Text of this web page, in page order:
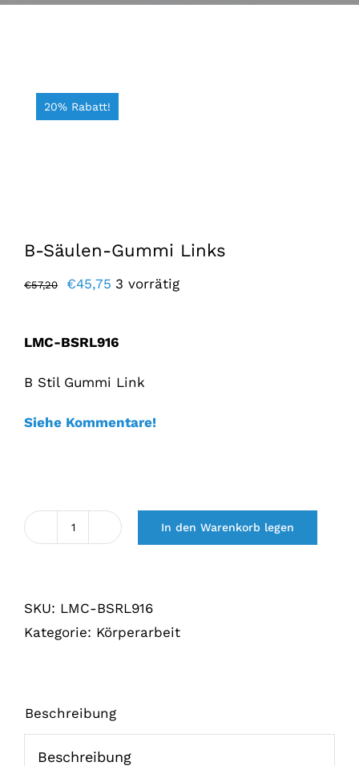
20% Rabatt!
B-Säulen-Gummi Links
€57,20
Der
€57,20.
€45,75 Der
€45,75.
3 vorrätig
LMC-BSRL916
B Stil Gummi Link
Siehe Kommentare!
Links
Menge
In den Warenkorb legen
SKU: LMC-BSRL916
Kategorie: Körperarbeit
Beschreibung
Beschreibung